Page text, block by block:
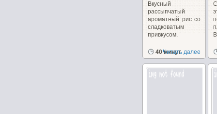
Вкусный
рассыпчатый
ароматный рис со
сладковатым
привкусом.
40 минут
Читать далее